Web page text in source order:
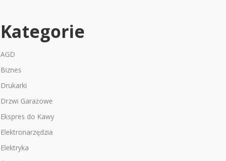
Kategorie
AGD
Biznes
Drukarki
Drzwi Garażowe
Ekspres do Kawy
Elektronarzędzia
Elektryka